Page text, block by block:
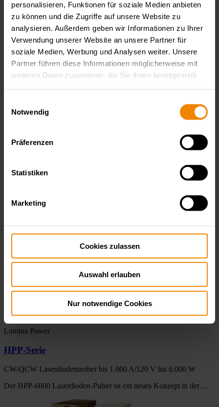
personalisieren, Funktionen für soziale Medien anbieten
zu können und die Zugriffe auf unsere Website zu
analysieren. Außerdem geben wir Informationen zu Ihrer
Verwendung unserer Website an unsere Partner für
soziale Medien, Werbung und Analysen weiter. Unsere
Partner führen diese Informationen möglicherweise mit
weiteren Daten zusammen, die Sie ihnen bereitgestellt
Notwendig
Präferenzen
Statistiken
Marketing
Cookies zulassen
Auswahl erlauben
Nur notwendige Cookies
CW/QCW Laserdiodentreiber DC/DC bis 225 Watt
Die Laserdiodentreiber der DDPC-Serie bieten dem
Laserentwickler…
LDQPC-Serie
Die quasi-gepulsten Laserdiodentreiber LDQPC sind speziell für…
Lumina Power
HPP-Serie
CW/QCW Laserdiodentreiber bis 1.000 A/120 V bis 6.000 W
Der HPP-6000 Laserdioden-Pulser ist ein neues Konzept in der…